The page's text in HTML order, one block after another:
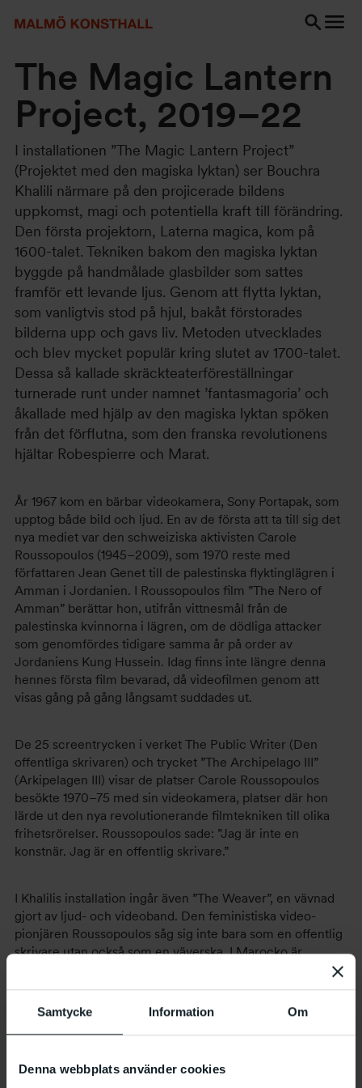
Samtycke Information Om
Denna webbplats använder cookies
The Magic Lantern
Project, 2019–22
I installationen ”The Magic Lantern Project”
(Projektet med den magiska lyktan) ser Bouchra
Khalili närmare på den projicerade bildens
uppkomst, magi och potentiella kraft till förändring.
Den första projektorn, Laterna magica, kom på
1600-talet. Tekniken bakom den magiska lyktan
byggde på handmålade glasbilder som sattes
framför ett levande ljus. Genom att flytta lyktan,
som vanligtvis stod på hjul, bakåt förstorades
bilderna upp och gavs liv. Metoden utvecklades
och blev mycket populär kring slutet av 1700-talet.
Dessa så kallade skräckteaterföreställningar
turnerade runt under namnet ’fantasmagoria’ och
åkallade med hjälp av den magiska lyktan spöken
från det förflutna, som den franska revolutionens
hjältar Robespierre och Marat.
År 1967 kom en bärbar videokamera, Sony Portapak, som
upptog både bild och ljud. En av de första att ta till sig det
nya mediet var den schweiziska aktivisten Carole
Roussopoulos (1945–2009), som 1970 reste med
författaren Jean Genet till de palestinska flyktinglägren i
Amman i Jordanien. I Roussopoulos film ”The Nero of
Amman” berättar hon, utifrån vittnesmål från de
palestinska kvinnorna i lägren, om de dödliga attacker
som genomfördes tidigare samma år på order av
Jordaniens Kung Hussein. Idag finns inte längre denna
hennes första film bevarad, då videofilmen genom att
visas gång på gång långsamt suddades ut.
De 25 screentrycken i verket The Public Writer (Den
offentliga skrivaren) och trycket ”The Archipelago III”
(Arkipelagen III) visar de platser Carole Roussopoulos
besökte 1970–75 med sin videokamera, platser där hon
lärde ut den nya revolutionerande filmtekniken till olika
frihetsrörelser. Roussopoulos sade: ”Jag är inte en
konstnär. Jag är en offentlig skrivare.”
I Khalilis installation ingår även ”The Weaver”, en vävnad
gjort av ljud- och videoband. Den feministiska video-
pionjären Roussopoulos såg sig inte bara som en offentlig
skrivare utan också som en väverska. I Marocko är
generation till generation. Mönstret i ”The Weaver” ser ut
som ett klassiskt diamantmönster. Det är först på nära håll
som Roussopoulos bärbara videokamera, hennes
Portapak, blir synlig. Bouchra Khalili kombinerar inte bara
Magic Lantern Project”, utan även betraktaren ingår som